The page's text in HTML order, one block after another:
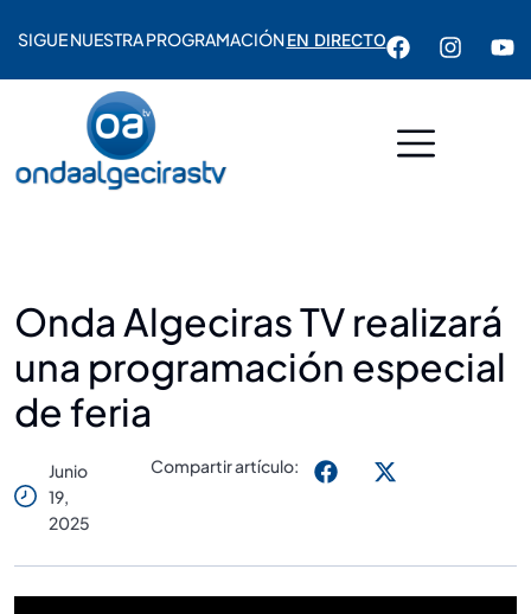
SIGUE NUESTRA PROGRAMACIÓNEN DIRECTO
Onda Algeciras TV realizará
una programación especial
de feria
Junio
19,
2025
Compartir artículo: